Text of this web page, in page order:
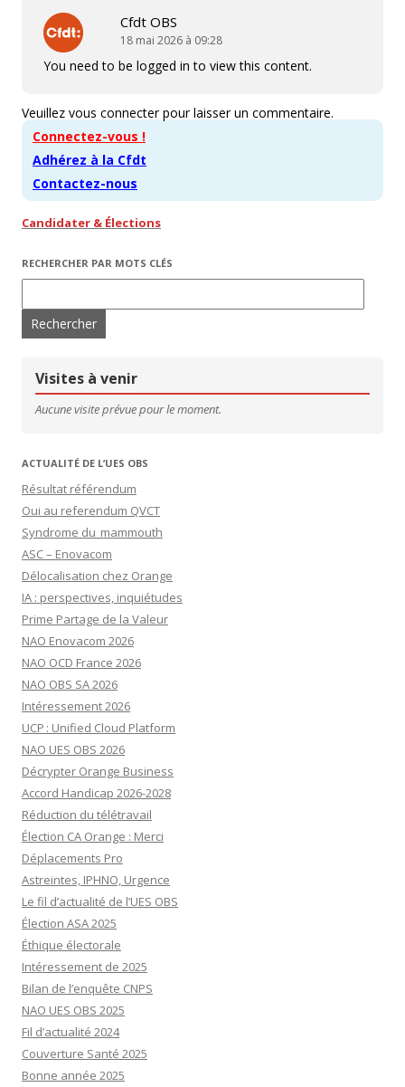
Cfdt OBS
18 mai 2026 à 09:28
You need to be logged in to view this content.
Veuillez vous connecter pour laisser un commentaire.
Connectez-vous !
Adhérez à la Cfdt
Contactez-nous
Candidater & Élections
RECHERCHER PAR MOTS CLÉS
Visites à venir
Aucune visite prévue pour le moment.
ACTUALITÉ DE L’UES OBS
Résultat référendum
Oui au referendum QVCT
Syndrome du mammouth
ASC – Enovacom
Délocalisation chez Orange
IA : perspectives, inquiétudes
Prime Partage de la Valeur
NAO Enovacom 2026
NAO OCD France 2026
NAO OBS SA 2026
Intéressement 2026
UCP : Unified Cloud Platform
NAO UES OBS 2026
Décrypter Orange Business
Accord Handicap 2026-2028
Réduction du télétravail
Élection CA Orange : Merci
Déplacements Pro
Astreintes, IPHNO, Urgence
Le fil d’actualité de l’UES OBS
Élection ASA 2025
Éthique électorale
Intéressement de 2025
Bilan de l’enquête CNPS
NAO UES OBS 2025
Fil d’actualité 2024
Couverture Santé 2025
Bonne année 2025